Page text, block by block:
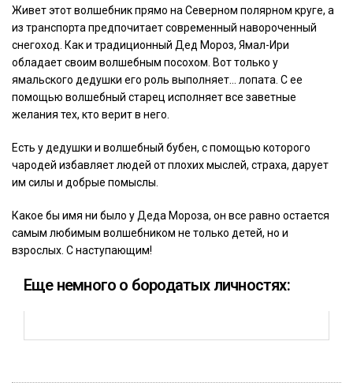
Живет этот волшебник прямо на Северном полярном круге, а
из транспорта предпочитает современный навороченный
снегоход. Как и традиционный Дед Мороз, Ямал-Ири
обладает своим волшебным посохом. Вот только у
ямальского дедушки его роль выполняет… лопата. С ее
помощью волшебный старец исполняет все заветные
желания тех, кто верит в него.
Есть у дедушки и волшебный бубен, с помощью которого
чародей избавляет людей от плохих мыслей, страха, дарует
им силы и добрые помыслы.
Какое бы имя ни было у Деда Мороза, он все равно остается
самым любимым волшебником не только детей, но и
взрослых. С наступающим!
Еще немного о бородатых личностях: